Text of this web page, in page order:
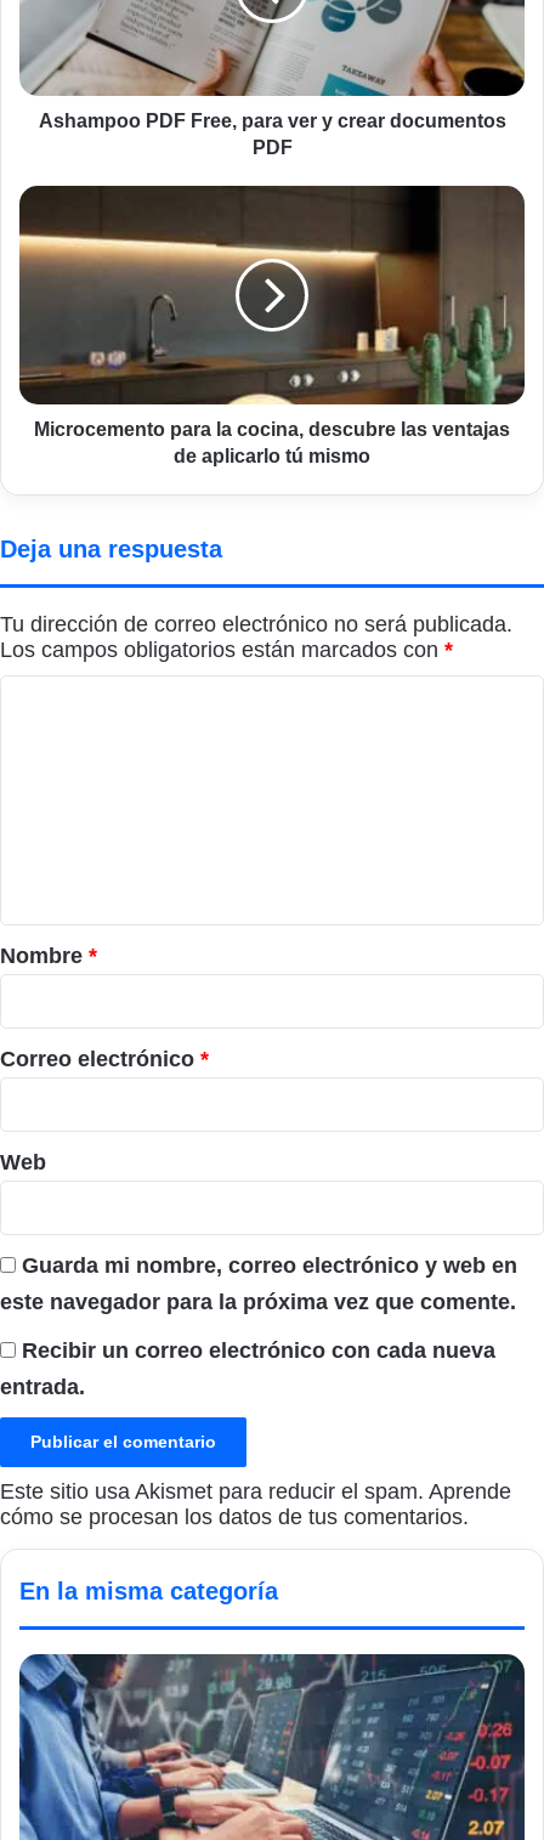
crear
documentos
PDF
Ashampoo PDF Free, para ver y crear documentos
PDF
Microcemento
para
la
cocina,
ventajas
de
aplicarlo
túMicrocemento para la cocina, descubre las ventajas
de aplicarlo tú mismo
Deja una respuesta
Tu dirección de correo electrónico no será publicada.
Los campos obligatorios están marcados con *
r
i
o
*
Nombre *
Correo electrónico *
Web
Guarda mi nombre, correo electrónico y web en
este navegador para la próxima vez que comente.
Recibir un correo electrónico con cada nueva
entrada.
Este sitio usa Akismet para reducir el spam. Aprende
cómo se procesan los datos de tus comentarios.
En la misma categoría